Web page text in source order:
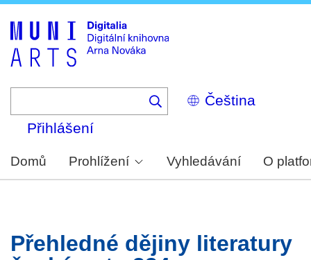
Select
your
Přihlášení
Domů Prohlížení Vyhledávání O
Přehledné dějiny literatury